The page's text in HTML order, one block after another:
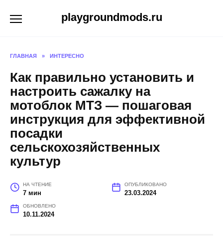
playgroundmods.ru
ГЛАВНАЯ » ИНТЕРЕСНО
Как правильно установить и
настроить сажалку на
мотоблок МТЗ — пошаговая
инструкция для эффективной
посадки
сельскохозяйственных
культур
НА ЧТЕНИЕ
7 мин
ОПУБЛИКОВАНО
23.03.2024
ОБНОВЛЕНО
10.11.2024